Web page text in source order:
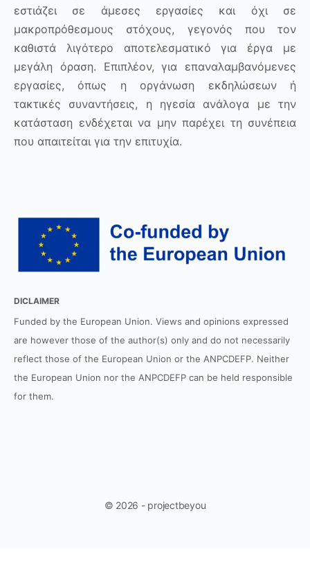
εστιάζει σε άμεσες εργασίες και όχι σε
μακροπρόθεσμους στόχους, γεγονός που τον
καθιστά λιγότερο αποτελεσματικό για έργα με
μεγάλη όραση. Επιπλέον, για επαναλαμβανόμενες
εργασίες, όπως η οργάνωση εκδηλώσεων ή
τακτικές συναντήσεις, η ηγεσία ανάλογα με την
κατάσταση ενδέχεται να μην παρέχει τη συνέπεια
που απαιτείται για την επιτυχία.
DICLAIMER
Funded by the European Union. Views and opinions expressed
are however those of the author(s) only and do not necessarily
reflect those of the European Union or the ANPCDEFP. Neither
the European Union nor the ANPCDEFP can be held responsible
for them.
© 2026 - projectbeyou